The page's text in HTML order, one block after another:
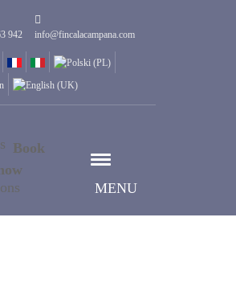
942 info@fincalacampana.com
MENU
Book